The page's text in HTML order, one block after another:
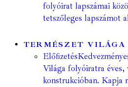
folyóirat lapszámai
tetszőleges lapszámot
TERMÉSZET VILÁGA
Előfizetés
Világa folyóiratra éves,
konstrukcióban. Kapja